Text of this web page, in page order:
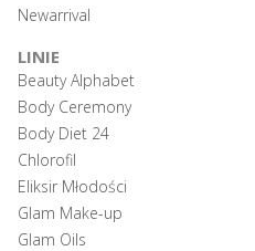
Newarrival
LINIE
Beauty Alphabet
Body Ceremony
Body Diet 24
Chlorofil
Eliksir Młodości
Glam Make-up
Glam Oils